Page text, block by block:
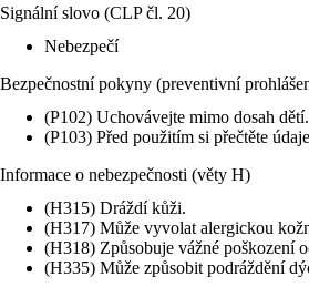
Signální slovo (CLP čl. 20)
Nebezpečí
Bezpečnostní pokyny (preventivní
(P102) Uchovávejte mimo dosah dětí.
(P103) Před použitím si přečtěte
Informace o nebezpečnosti (věty H)
(H315) Dráždí kůži.
(H317) Může vyvolat alergickou
(H318) Způsobuje vážné poškození
(H335) Může způsobit podráždění